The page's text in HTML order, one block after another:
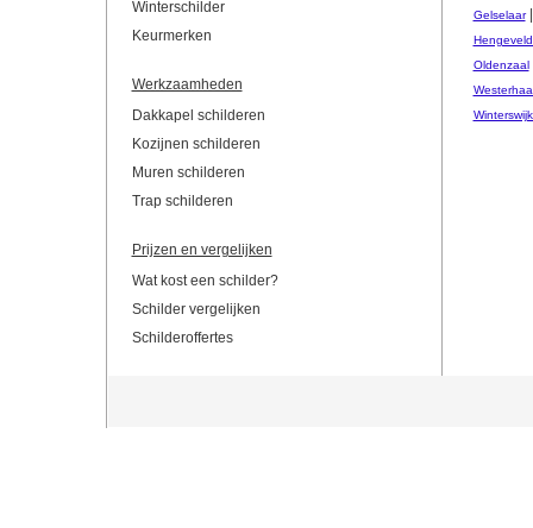
Winterschilder
Keurmerken
Werkzaamheden
Dakkapel schilderen
Kozijnen schilderen
Muren schilderen
Trap schilderen
Prijzen en vergelijken
Wat kost een schilder?
Schilder vergelijken
Schilderoffertes
Gelselaar
Oldenzaal